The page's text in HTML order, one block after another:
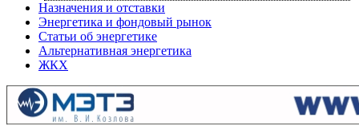
Назначения и отставки
Энергетика и фондовый рынок
Статьи об энергетике
Альтернативная энергетика
ЖКХ